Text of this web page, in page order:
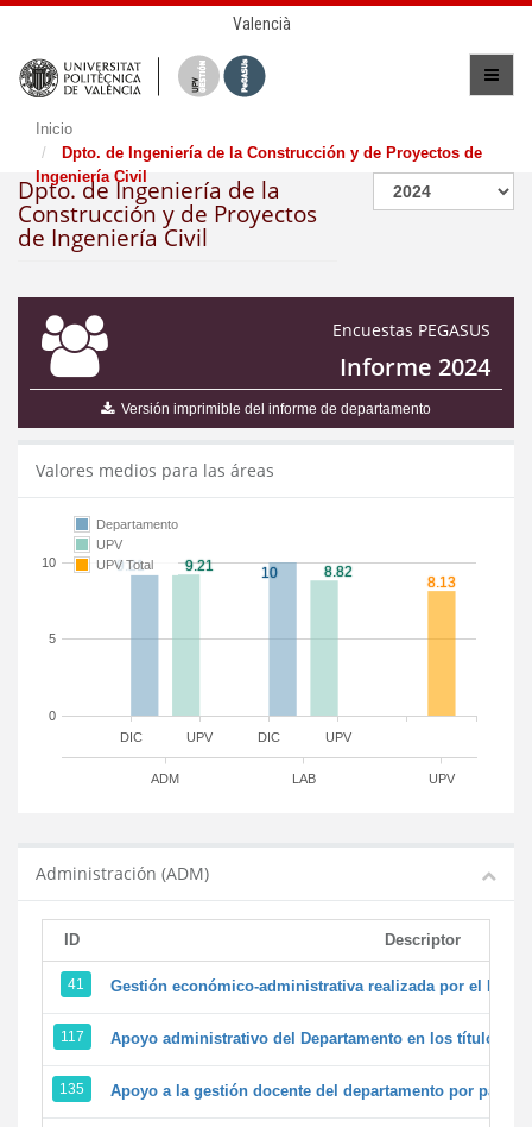
Valencià
Inicio
Dpto. de Ingeniería de la Construcción y de Proyectos de
Ingeniería Civil
Dpto. de Ingeniería de la
Construcción y de Proyectos
de Ingeniería Civil
Encuestas PEGASUS
Informe 2024
Versión imprimible del informe de departamento
Valores medios para las áreas
DIC DIC
UPV UPV
ADM LAB UPV
0
5
10
Departamento
UPV
UPV Total
Administración (ADM)
ID Descriptor
41 Gestión económico-administrativa realizada por el
117 Apoyo administrativo del Departamento en los títulos de
135 Apoyo a la gestión docente del departamento por parte